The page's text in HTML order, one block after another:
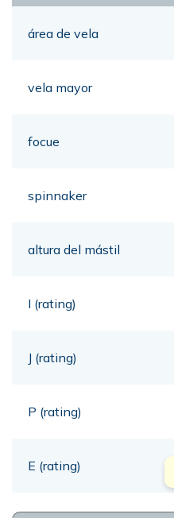
área de vela
vela mayor
focue
spinnaker
altura del mástil
I (rating)
J (rating)
P (rating)
E (rating)